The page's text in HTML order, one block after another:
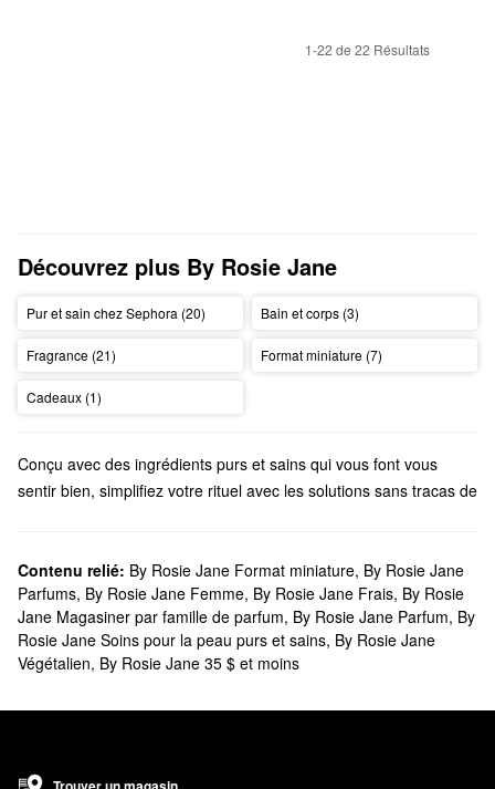
1-22 de 22 Résultats
Découvrez plus By Rosie Jane
Pur et sain chez Sephora (20) Bain et corps (3)
Fragrance (21) Format miniature (7)
Cadeaux (1)
Conçu avec des ingrédients purs et sains qui vous font vous
sentir bien, simplifiez votre rituel avec les solutions sans tracas de
Est-ce que Sephora offre des produits By Rosie Jane?
Vous trouverez une variété d’essentiels By Rosie Jane chez
Sephora. Vous cherchez desparfums? Parcourez des florales
classiques, des options de bois chaud, des sélections
ultralégères et bien plus encore.
By Rosie Jane.
Contenu relié: By Rosie Jane Format miniature, By Rosie Jane
Parfums, By Rosie Jane Femme, By Rosie Jane Frais, By Rosie
Jane Magasiner par famille de parfum, By Rosie Jane Parfum, By
Rosie Jane Soins pour la peau purs et sains, By Rosie Jane
Végétalien, By Rosie Jane 35 $ et moins